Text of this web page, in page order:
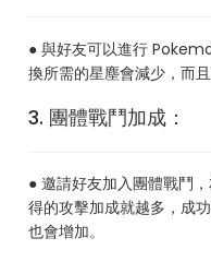
● 與好友可以進行
換所需的星塵會減少，而
3. 團體戰鬥加成：
● 邀請好友加入團體戰鬥
得的攻擊加成就越多，成
也會增加。